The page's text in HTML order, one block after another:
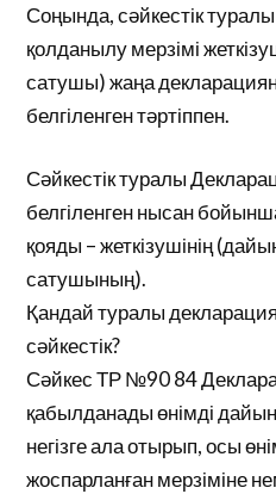
Соңында, сәйкестік
қолданылу мерзімі
сатушы) жаңа
белгіленген тәртіппен.
Сәйкестік туралы
белгіленген нысан
қояды – жеткізушінің
сатушының).
Қандай туралы
сәйкестік?
Сәйкес ТР №90 84
қабылданады өнімді
негізге ала отырып, осы
жоспарланған мерзіміне